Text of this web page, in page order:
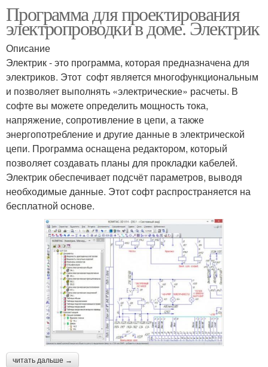
Программа для проектирования
электропроводки в доме. Электрик
Описание
Электрик - это программа, которая предназначена для
электриков. Этот софт является многофункциональным
и позволяет выполнять «электрические» расчеты. В
софте вы можете определить мощность тока,
напряжение, сопротивление в цепи, а также
энергопотребление и другие данные в электрической
цепи. Программа оснащена редактором, который
позволяет создавать планы для прокладки кабелей.
Электрик обеспечивает подсчёт параметров, выводя
необходимые данные. Этот софт распространяется на
бесплатной основе.
читать дальше →